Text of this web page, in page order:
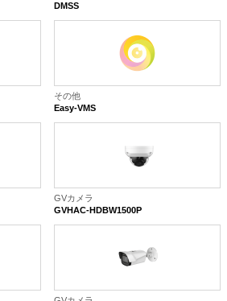
DMSS
その他
Easy-VMS
GVカメラ
GVHAC-HDBW1500P